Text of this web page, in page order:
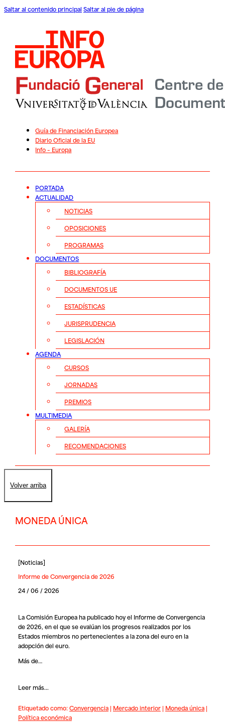
Saltar al contenido principal Saltar al pie de página
Guía de Financiación Europea
Diario Oficial de la EU
Info – Europa
PORTADA
ACTUALIDAD
NOTICIAS
OPOSICIONES
PROGRAMAS
DOCUMENTOS
BIBLIOGRAFÍA
DOCUMENTOS UE
ESTADÍSTICAS
JURISPRUDENCIA
LEGISLACIÓN
AGENDA
CURSOS
JORNADAS
PREMIOS
MULTIMEDIA
GALERÍA
RECOMENDACIONES
Volver arriba
MONEDA ÚNICA
[Noticias]
Informe de Convergencia de 2026
24 / 06 / 2026
La Comisión Europea ha publicado hoy el Informe de Convergencia
de 2026, en el que se evalúan los progresos realizados por los
Estados miembros no pertenecientes a la zona del euro en la
adopción del euro.
Más de…
Leer más...
Etiquetado como:Convergencia| Mercado interior| Moneda única|
Política económica